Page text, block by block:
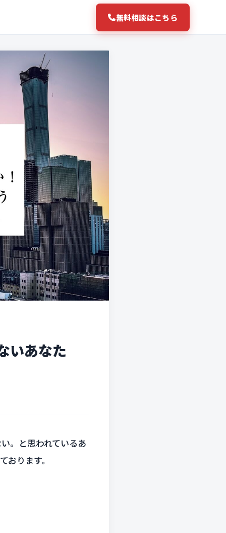
無料相談はこちら
いあなた
。と思われているあ
ります。